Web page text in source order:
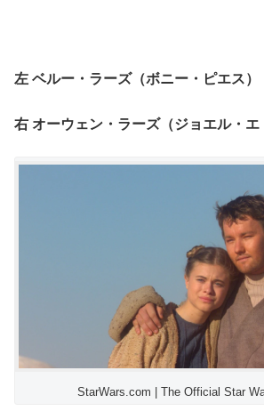
左 ベルー・ラーズ（ボニー・ピエス）
右 オーウェン・ラーズ（ジョエル・エ
StarWars.com | The Official Star